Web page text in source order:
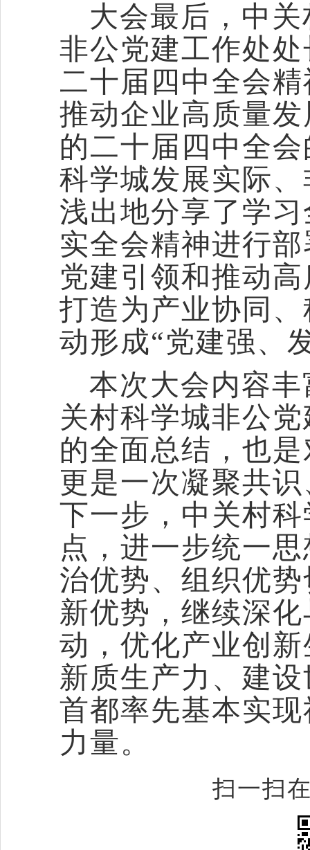
大会最后，中
非公党建工作处
二十届四中全会
推动企业高质量
的二十届四中全
科学城发展实际
浅出地分享了学
实全会精神进行
党建引领和推动
打造为产业协同
动形成“党建强、
本次大会内容
关村科学城非公
的全面总结，也
更是一次凝聚共
下一步，中关村
点，进一步统一
治优势、组织优
新优势，继续深
动，优化产业创
新质生产力、建
首都率先基本实
力量。
扫一扫